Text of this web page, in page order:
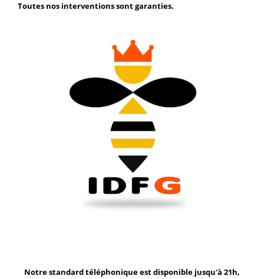
Toutes nos interventions sont garanties.
Notre standard téléphonique est disponible jusqu'à 21h,